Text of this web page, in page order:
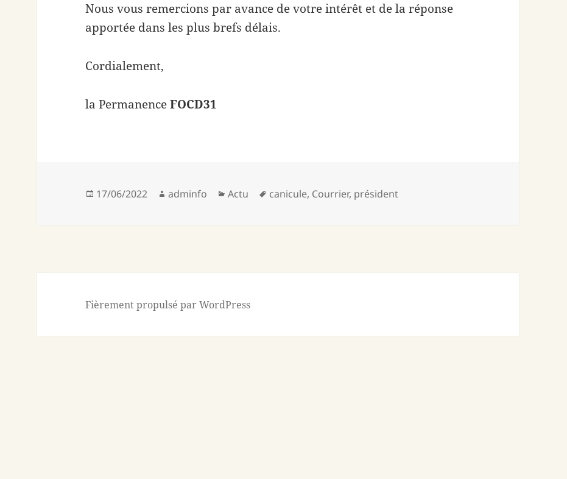
Nous vous remercions par avance de votre intérêt et de la réponse
apportée dans les plus brefs délais.
Cordialement,
​​la PermanenceFOCD31
Publié
17/06/2022 Auteur
adminfo Catégories
Actu
Mots-
canicule, Courrier, président
Fièrement propulsé par WordPress